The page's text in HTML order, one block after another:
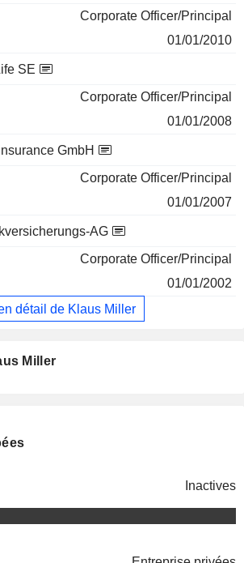
Corporate Officer/Principal
01/01/2010
SE
Corporate Officer/Principal
01/01/2008
GmbH
Corporate Officer/Principal
01/01/2007
AG
Corporate Officer/Principal
01/01/2002
détail de Klaus Miller
Miller
Inactives